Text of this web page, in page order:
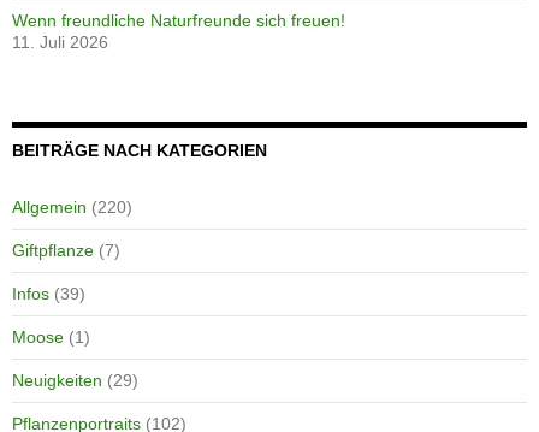
Wenn freundliche Naturfreunde sich freuen!
11. Juli 2026
BEITRÄGE NACH KATEGORIEN
Allgemein (220)
Giftpflanze (7)
Infos (39)
Moose (1)
Neuigkeiten (29)
Pflanzenportraits (102)